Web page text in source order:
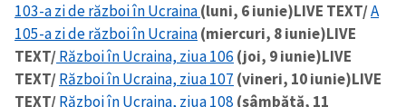
103-a zi de război în Ucraina(luni, 6 iunie)LIVE TEXT/A
105-a zi de război în Ucraina(miercuri, 8 iunie)LIVE
TEXT/Război în Ucraina, ziua 106 (joi, 9 iunie)LIVE
TEXT/Război în Ucraina, ziua 107 (vineri, 10 iunie)LIVE
TEXT/Război în Ucraina, ziua 108 (sâmbătă, 11